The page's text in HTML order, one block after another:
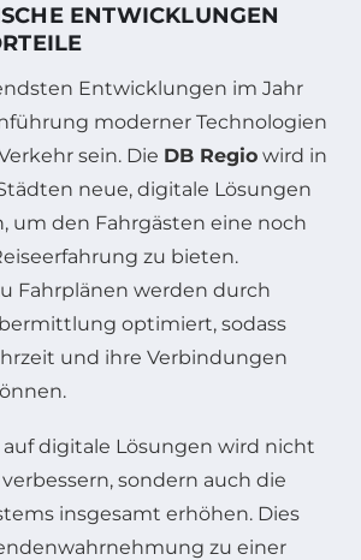
ENTWICKLUNGEN
Entwicklungen im Jahr
moderner Technologien
sein. Die DB Regio wird in
neue, digitale Lösungen
um den Fahrgästen eine noch
zu bieten.
Fahrplänen werden durch
optimiert, sodass
und ihre Verbindungen
digitale Lösungen wird nicht
sondern auch die
insgesamt erhöhen. Dies
zu einer